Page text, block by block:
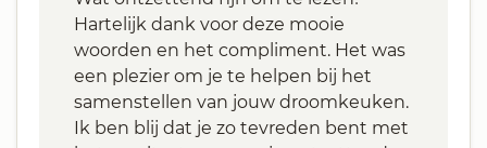
Hartelijk dank voor deze mooie
woorden en het compliment. Het was
een plezier om je te helpen bij het
samenstellen van jouw droomkeuken.
Ik ben blij dat je zo tevreden bent met